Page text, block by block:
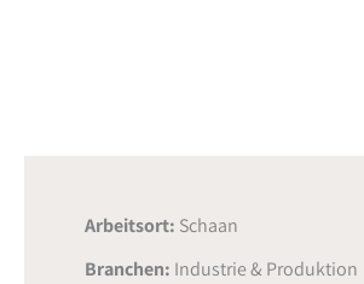
Arbeitsort: Schaan
Branchen: Industrie & Produktion